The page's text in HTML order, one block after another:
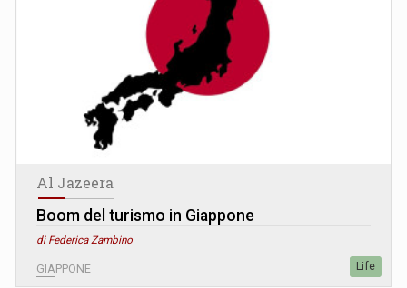
Al Jazeera
Boom del turismo in Giappone
di Federica Zambino
GIAPPONE Life